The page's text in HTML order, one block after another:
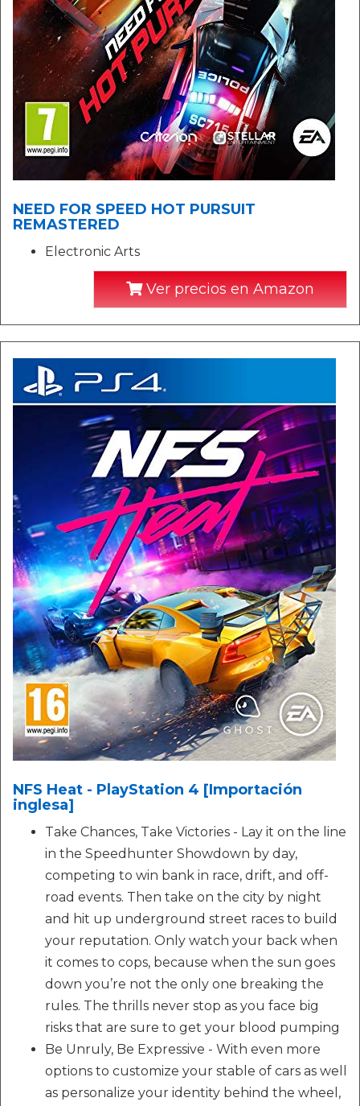
NEED FOR SPEED HOT PURSUIT
REMASTERED
Electronic Arts
Ver precios en Amazon
NFS Heat - PlayStation 4 [Importación
inglesa]
Take Chances, Take Victories - Lay it on the line
in the Speedhunter Showdown by day,
competing to win bank in race, drift, and off-
road events. Then take on the city by night
and hit up underground street races to build
your reputation. Only watch your back when
it comes to cops, because when the sun goes
down you’re not the only one breaking the
rules. The thrills never stop as you face big
risks that are sure to get your blood pumping
Be Unruly, Be Expressive - With even more
options to customize your stable of cars as well
as personalize your identity behind the wheel,